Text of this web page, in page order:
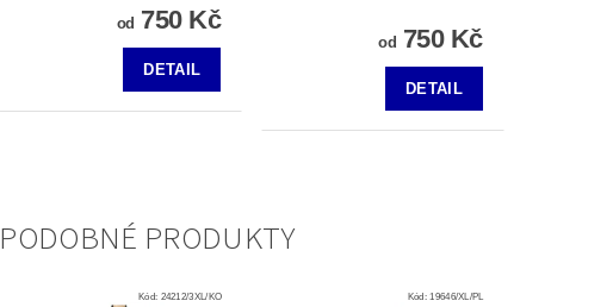
od 750 Kč
DETAIL
od 750 Kč
DETAIL
PODOBNÉ PRODUKTY
Kód: 24212/3XL/KO Kód:19646/XL/PL